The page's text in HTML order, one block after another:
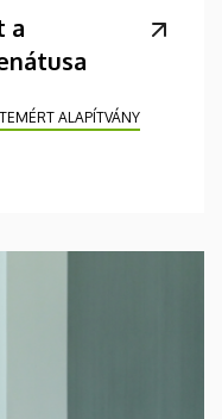
a
ALAPÍTVÁNY